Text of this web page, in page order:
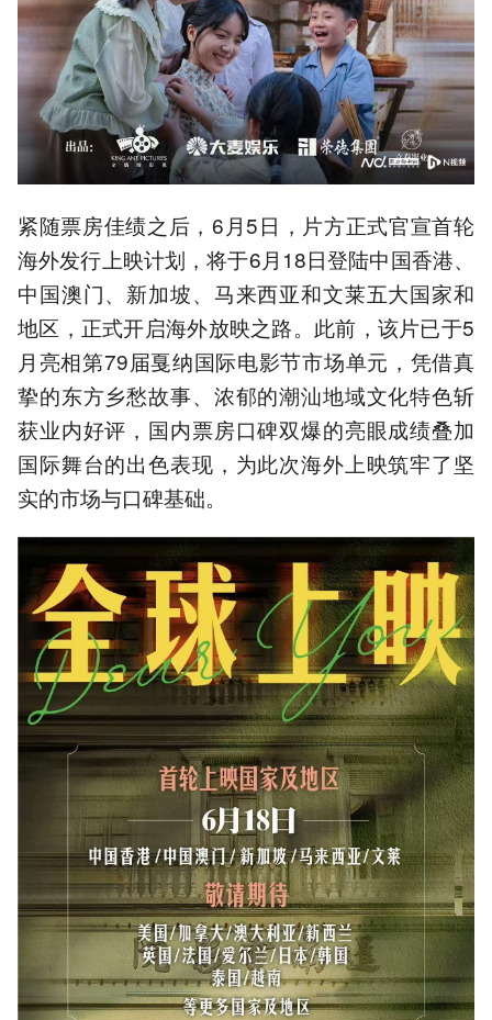
紧随票房佳绩之后，6月5日，片方正式官宣首轮
海外发行上映计划，将于6月18日登陆中国香港、
中国澳门、新加坡、马来西亚和文莱五大国家和
地区，正式开启海外放映之路。此前，该片已于5
月亮相第79届戛纳国际电影节市场单元，凭借真
挚的东方乡愁故事、浓郁的潮汕地域文化特色斩
获业内好评，国内票房口碑双爆的亮眼成绩叠加
国际舞台的出色表现，为此次海外上映筑牢了坚
实的市场与口碑基础。